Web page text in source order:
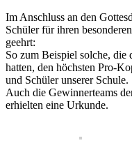
Im Anschluss an den
Schüler für ihren
geehrt:
So zum Beispiel solche, die
hatten, den höchsten Pro-
und Schüler unserer Schule.
Auch die Gewinnerteams
erhielten eine Urkunde.